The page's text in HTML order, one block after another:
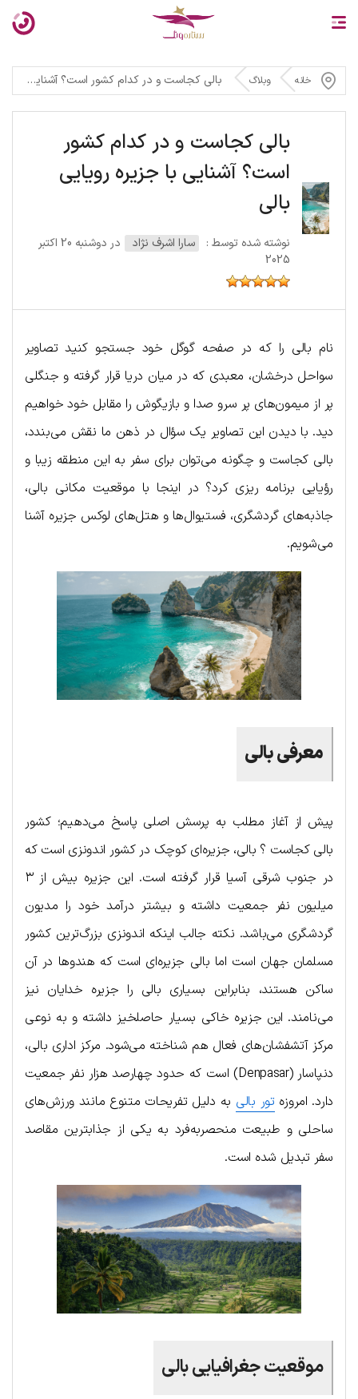
خانه وبلاگ بالی کجاست و در کدام کشور است؟ آشنایی با جزیره رویایی بالی
بالی کجاست و در کدام کشور
است؟ آشنایی با جزیره رویایی
بالی
نوشته شده توسط : سارا اشرف نژاد
در دوشنبه 20 اکتبر
2025
نام بالی را که در صفحه گوگل خود جستجو کنید تصاویر
سواحل درخشان، معبدی که در میان دریا قرار گرفته و جنگلی
پر از میمون‌های پر سرو صدا و بازیگوش را مقابل خود خواهیم
دید. با دیدن این تصاویر یک سؤال در ذهن ما نقش می‌بندد،
بالی کجاست و چگونه می‌توان برای سفر به این منطقه زیبا و
رؤیایی برنامه ریزی کرد؟ در اینجا با موقعیت مکانی بالی،
جاذبه‌های گردشگری، فستیوال‌ها و هتل‌های لوکس جزیره آشنا
می‌شویم.
معرفی بالی
پیش از آغاز مطلب به پرسش اصلی پاسخ می‌دهیم؛ کشور
بالی کجاست ؟ بالی، جزیره‌ای کوچک در کشور اندونزی است که
در جنوب شرقی آسیا قرار گرفته است. این جزیره بیش از ۳
میلیون نفر جمعیت داشته و بیشتر درآمد خود را مدیون
گردشگری می‌باشد. نکته جالب اینکه اندونزی بزرگ‌ترین کشور
مسلمان جهان است اما بالی جزیره‌ای است که هندوها در آن
ساکن هستند، بنابراین بسیاری بالی را جزیره خدایان نیز
می‌نامند. این جزیره خاکی بسیار حاصلخیز داشته و به نوعی
مرکز آتشفشان‌های فعال هم شناخته می‌شود. مرکز اداری بالی،
دنپاسار (Denpasar) است که حدود چهارصد هزار نفر جمعیت
دارد. امروزه تور بالی به دلیل تفریحات متنوع مانند ورزش‌های
ساحلی و طبیعت منحصربه‌فرد به یکی از جذابترین مقاصد
سفر تبدیل شده است.
موقعیت جغرافیایی بالی